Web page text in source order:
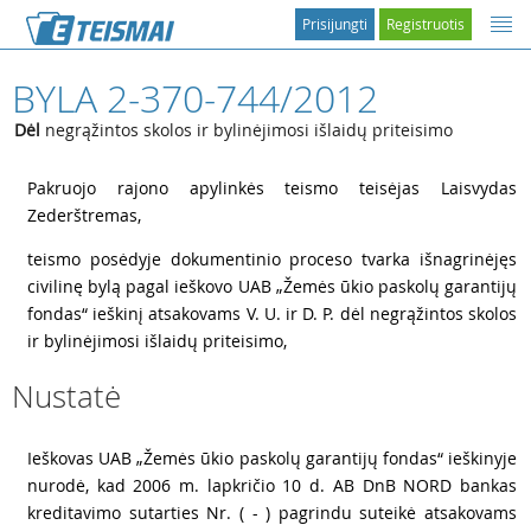
Registruotis
Prisijungti
BYLA 2-370-744/2012
Dėl negrąžintos skolos ir bylinėjimosi išlaidų priteisimo
Pakruojo rajono apylinkės teismo teisėjas Laisvydas
Zederštremas,
teismo posėdyje dokumentinio proceso tvarka išnagrinėjęs
civilinę bylą pagal ieškovo UAB „Žemės ūkio paskolų garantijų
fondas“ ieškinį atsakovams V. U. ir D. P. dėl negrąžintos skolos
ir bylinėjimosi išlaidų priteisimo,
Nustatė
Ieškovas UAB „Žemės ūkio paskolų garantijų fondas“ ieškinyje
nurodė, kad 2006 m. lapkričio 10 d. AB DnB NORD bankas
kreditavimo sutarties Nr. ( - ) pagrindu suteikė atsakovams